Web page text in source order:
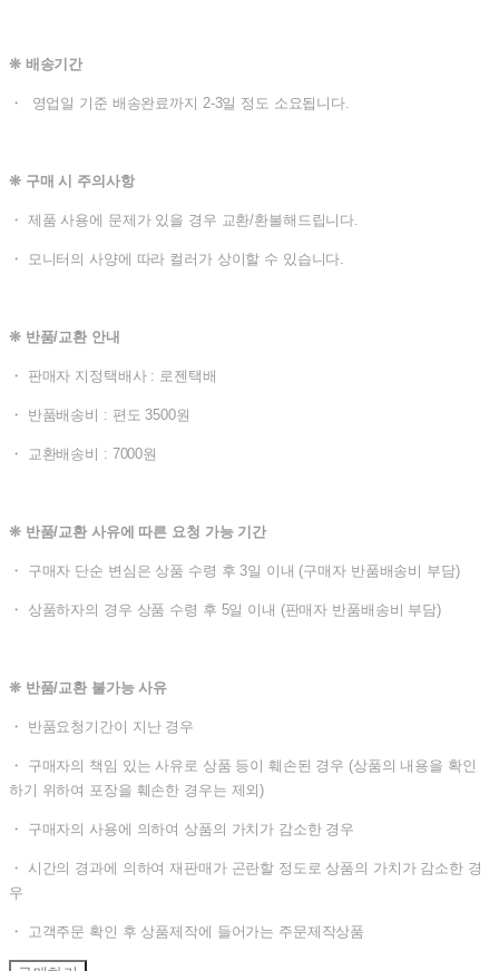
❊ 배송기간
・ 영업일 기준 배송완료까지 2-3일 정도 소요됩니다.
❊ 구매 시 주의사항
・ 제품 사용에 문제가 있을 경우 교환/환불해드립니다.
・ 모니터의 사양에 따라 컬러가 상이할 수 있습니다.
❊ 반품/교환 안내
・ 판매자 지정택배사 : 로젠택배
・ 반품배송비 : 편도 3500원
・ 교환배송비 : 7000원
❊ 반품/교환 사유에 따른 요청 가능 기간
・ 구매자 단순 변심은 상품 수령 후 3일 이내 (구매자 반품배송비 부담)
・ 상품하자의 경우 상품 수령 후 5일 이내 (판매자 반품배송비 부담)
❊ 반품/교환 불가능 사유
・ 반품요청기간이 지난 경우
・ 구매자의 책임 있는 사유로 상품 등이 훼손된 경우 (상품의 내용을 확인
하기 위하여 포장을 훼손한 경우는 제외)
・ 구매자의 사용에 의하여 상품의 가치가 감소한 경우
・ 시간의 경과에 의하여 재판매가 곤란할 정도로 상품의 가치가 감소한 경
우
・ 고객주문 확인 후 상품제작에 들어가는 주문제작상품